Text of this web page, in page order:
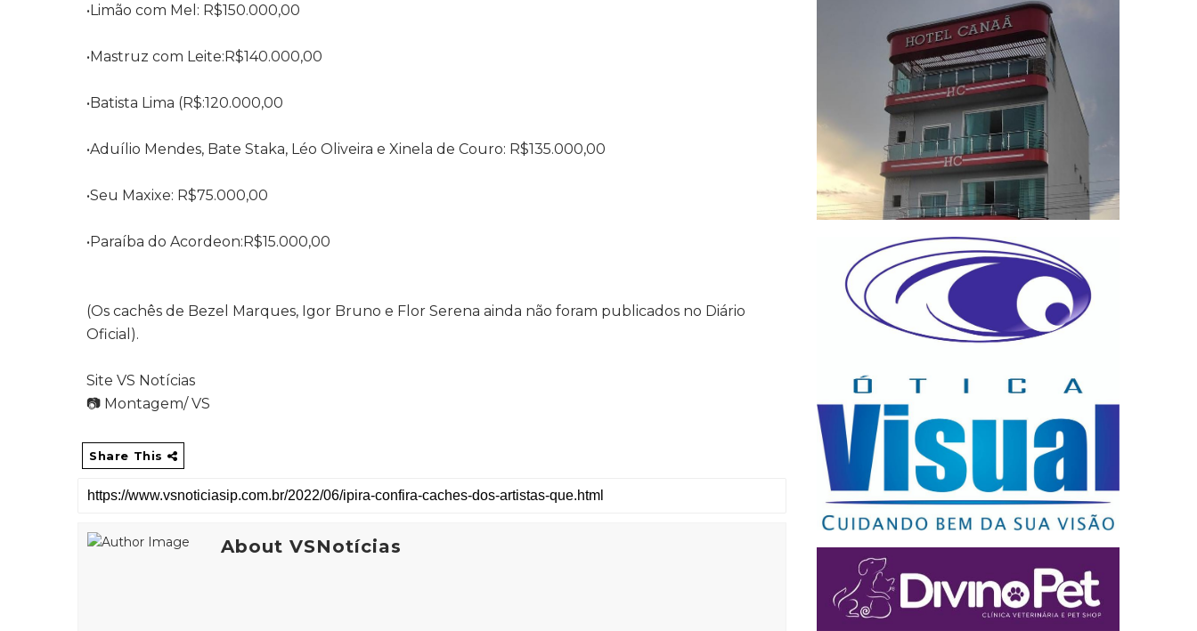
•Limão com Mel: R$150.000,00
•Mastruz com Leite:R$140.000,00
•Batista Lima (R$:120.000,00
•Aduílio Mendes, Bate Staka, Léo Oliveira e Xinela de Couro: R$135.000,00
•Seu Maxixe: R$75.000,00
•Paraíba do Acordeon:R$15.000,00
(Os cachês de Bezel Marques, Igor Bruno e Flor Serena ainda não foram publicados no Diário
Oficial).
Site VS Notícias
📷 Montagem/ VS
Share This
About VSNotícias